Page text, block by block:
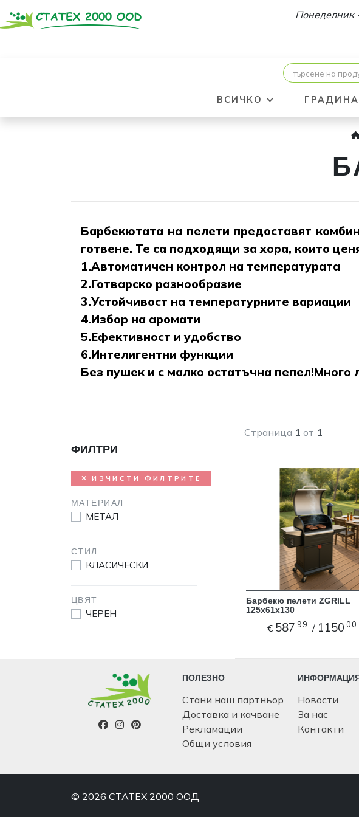
Понеделник
ВСИЧКО ГРАДИНА
Барбекютата на пелети предоставят
готвене. Те са подходящи за хора, които
1.Автоматичен контрол на температурата
2.Готварско разнообразие
3.Устойчивост на температурните вариации
4.Избор на аромати
5.Ефективност и удобство
6.Интелигентни функции
Без пушек и с малко остатъчна пепел!Много
ФИЛТРИ
ИЗЧИСТИ ФИЛТРИТЕ
МАТЕРИАЛ
МЕТАЛ
СТИЛ
КЛАСИЧЕСКИ
ЦВЯТ
ЧЕРЕН
Страница 1 от 1
Барбекю пелети ZGRILL
125х61х130
€ 587 99 / 1150 00
ПОЛЕЗНО
Стани наш партньор
Доставка и качване
Рекламации
Общи условия
Новости
За нас
Контакти
© 2026 СТАТЕХ 2000 ООД